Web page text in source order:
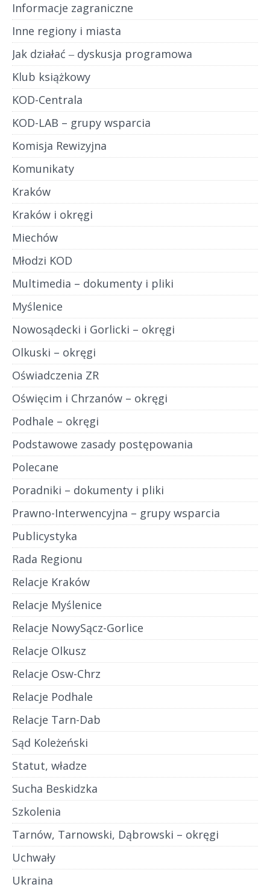
Informacje zagraniczne
Inne regiony i miasta
Jak działać ‒ dyskusja programowa
Klub książkowy
KOD-Centrala
KOD-LAB – grupy wsparcia
Komisja Rewizyjna
Komunikaty
Kraków
Kraków i okręgi
Miechów
Młodzi KOD
Multimedia – dokumenty i pliki
Myślenice
Nowosądecki i Gorlicki – okręgi
Olkuski – okręgi
Oświadczenia ZR
Oświęcim i Chrzanów – okręgi
Podhale – okręgi
Podstawowe zasady postępowania
Polecane
Poradniki – dokumenty i pliki
Prawno-Interwencyjna – grupy wsparcia
Publicystyka
Rada Regionu
Relacje Kraków
Relacje Myślenice
Relacje NowySącz-Gorlice
Relacje Olkusz
Relacje Osw-Chrz
Relacje Podhale
Relacje Tarn-Dab
Sąd Koleżeński
Statut, władze
Sucha Beskidzka
Szkolenia
Tarnów, Tarnowski, Dąbrowski – okręgi
Uchwały
Ukraina